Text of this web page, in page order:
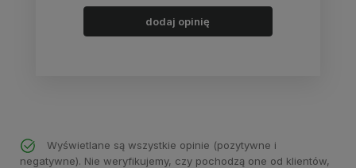
dodaj opinię
Wyświetlane są wszystkie opinie (pozytywne i
negatywne). Nie weryfikujemy, czy pochodzą one od klientów,